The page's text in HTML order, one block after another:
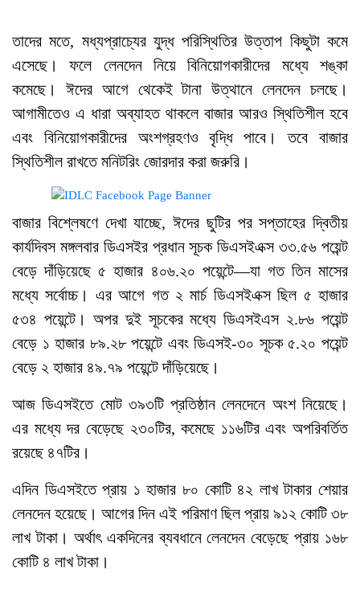
তাদের মতে, মধ্যপ্রাচ্যের যুদ্ধ পরিস্থিতির উত্তাপ কিছুটা কমে
এসেছে। ফলে লেনদেন নিয়ে বিনিয়োগকারীদের মধ্যে শঙ্কা
কমেছে। ঈদের আগে থেকেই টানা উত্থানে লেনদেন চলছে।
আগামীতেও এ ধারা অব্যাহত থাকলে বাজার আরও স্থিতিশীল হবে
এবং বিনিয়োগকারীদের অংশগ্রহণও বৃদ্ধি পাবে। তবে বাজার
স্থিতিশীল রাখতে মনিটরিং জোরদার করা জরুরি।
বাজার বিশ্লেষণে দেখা যাচ্ছে, ঈদের ছুটির পর সপ্তাহের দ্বিতীয়
কার্যদিবস মঙ্গলবার ডিএসইর প্রধান সূচক ডিএসইএক্স ৩৩.৫৬ পয়েন্ট
বেড়ে দাঁড়িয়েছে ৫ হাজার ৪০৬.২০ পয়েন্টে—যা গত তিন মাসের
মধ্যে সর্বোচ্চ। এর আগে গত ২ মার্চ ডিএসইএক্স ছিল ৫ হাজার
৫৩৪ পয়েন্টে। অপর দুই সূচকের মধ্যে ডিএসইএস ২.৮৬ পয়েন্ট
বেড়ে ১ হাজার ৮৯.২৮ পয়েন্টে এবং ডিএসই-৩০ সূচক ৫.২০ পয়েন্ট
বেড়ে ২ হাজার ৪৯.৭৯ পয়েন্টে দাঁড়িয়েছে।
আজ ডিএসইতে মোট ৩৯৩টি প্রতিষ্ঠান লেনদেনে অংশ নিয়েছে।
এর মধ্যে দর বেড়েছে ২৩০টির, কমেছে ১১৬টির এবং অপরিবর্তিত
রয়েছে ৪৭টির।
এদিন ডিএসইতে প্রায় ১ হাজার ৮০ কোটি ৪২ লাখ টাকার শেয়ার
লেনদেন হয়েছে। আগের দিন এই পরিমাণ ছিল প্রায় ৯১২ কোটি ৩৮
লাখ টাকা। অর্থাৎ একদিনের ব্যবধানে লেনদেন বেড়েছে প্রায় ১৬৮
কোটি ৪ লাখ টাকা।